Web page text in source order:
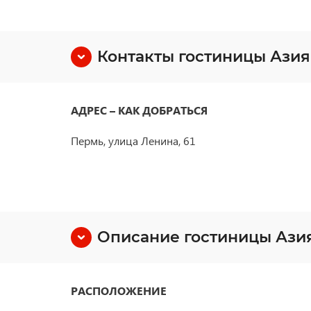
Контакты гостиницы Азия
АДРЕС – КАК ДОБРАТЬСЯ
Пермь, улица Ленина, 61
Описание гостиницы
РАСПОЛОЖЕНИЕ